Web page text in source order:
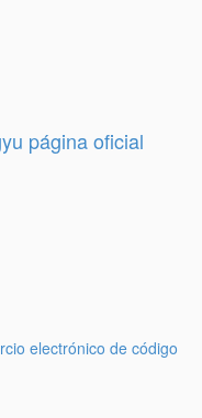
página oficial
electrónico de código